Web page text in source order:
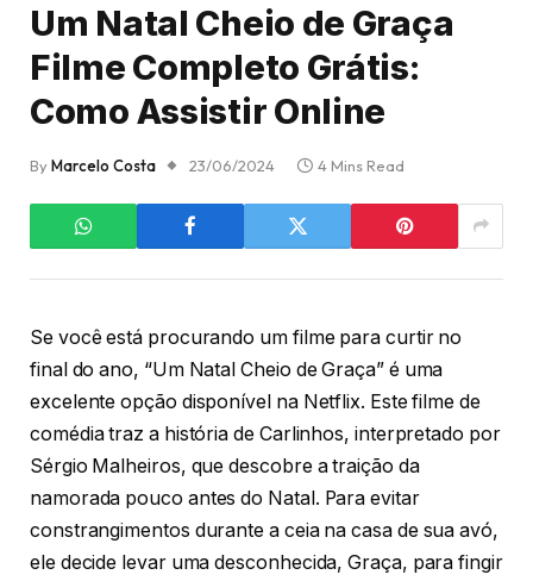
Um Natal Cheio de Graça
Filme Completo Grátis:
Como Assistir Online
ByMarcelo Costa 23/06/2024 4 Mins Read
Se você está procurando um filme para curtir no
final do ano, “Um Natal Cheio de Graça” é uma
excelente opção disponível na Netflix. Este filme de
comédia traz a história de Carlinhos, interpretado por
Sérgio Malheiros, que descobre a traição da
namorada pouco antes do Natal. Para evitar
constrangimentos durante a ceia na casa de sua avó,
ele decide levar uma desconhecida, Graça, para fingir